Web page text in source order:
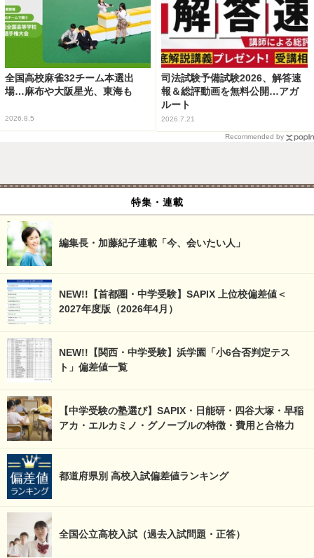
全国高校麻雀32チーム本選出
場…麻布や大阪星光、東海も
2026.8.5
司法試験予備試験2026、解答速
報＆総評動画を無料公開…アガ
ルート
2026.7.21
Recommended by
特集・連載
編集長・加藤紀子連載「今、会いたい人」
NEW!!【首都圏・中学受験】SAPIX 上位校偏差値＜
2027年度版（2026年4月）
NEW!!【関西・中学受験】浜学園「小6合否判定テス
ト」偏差値一覧
【中学受験の塾選び】SAPIX・日能研・四谷大塚・早稲
アカ・エルカミノ・グノーブルの特徴・費用と合格力
都道府県別 高校入試偏差値ランキング
全国公立高校入試（過去入試問題・正答）